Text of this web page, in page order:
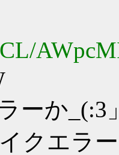
ーか_(:3
クエラ